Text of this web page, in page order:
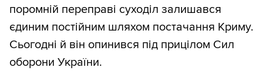
поромній переправі суходіл залишався
єдиним постійним шляхом постачання Криму.
Сьогодні й він опинився під прицілом Сил
оборони України.